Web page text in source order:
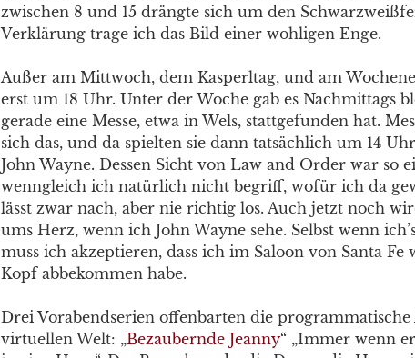
zwischen 8 und 15 drängte sich um den
Verklärung trage ich das Bild einer wohligen Enge.
Außer am Mittwoch, dem Kasperltag, und am
erst um 18 Uhr. Unter der Woche gab es Nachmittags
gerade eine Messe, etwa in Wels, stattgefunden hat.
sich das, und da spielten sie dann tatsächlich um 14
John Wayne. Dessen Sicht von Law and Order war so
wenngleich ich natürlich nicht begriff, wofür ich da
lässt zwar nach, aber nie richtig los. Auch jetzt noch
ums Herz, wenn ich John Wayne sehe. Selbst wenn
muss ich akzeptieren, dass ich im Saloon von Santa Fe
Kopf abbekommen habe.
Drei Vorabendserien offenbarten die programmatische
virtuellen Welt: „Bezaubernde Jeanny“ „Immer wenn